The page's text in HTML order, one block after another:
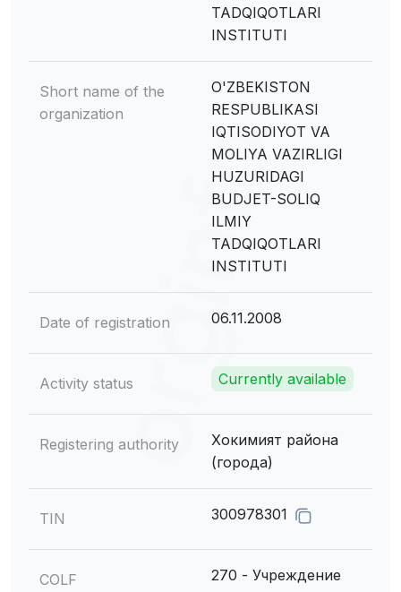
TADQIQOTLARI
INSTITUTI
Short name of the
organization
O'ZBEKISTON
RESPUBLIKASI
IQTISODIYOT VA
MOLIYA VAZIRLIGI
HUZURIDAGI
BUDJET-SOLIQ
ILMIY
TADQIQOTLARI
INSTITUTI
Date of registration 06.11.2008
Activity status Currently available
Registering authority
Хокимият района
(города)
TIN 300978301
COLF 270 - Учреждение